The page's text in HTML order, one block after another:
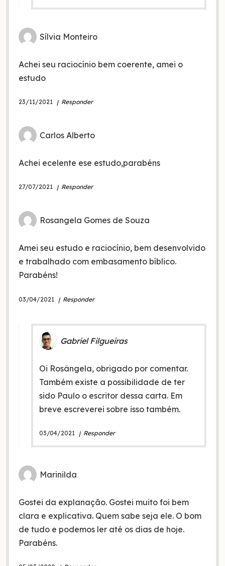
Sílvia Monteiro
Achei seu raciocínio bem coerente, amei o
estudo
23/11/2021 Responder
Carlos Alberto
Achei ecelente ese estudo,parabéns
27/07/2021 Responder
Rosangela Gomes de Souza
Amei seu estudo e raciocínio, bem desenvolvido
e trabalhado com embasamento bíblico.
Parabéns!
03/04/2021 Responder
Gabriel Filgueiras
Oi Rosângela, obrigado por comentar.
Também existe a possibilidade de ter
sido Paulo o escritor dessa carta. Em
breve escreverei sobre isso também.
03/04/2021 Responder
Marinilda
Gostei da explanação. Gostei muito foi bem
clara e explicativa. Quem sabe seja ele. O bom
de tudo e podemos ler até os dias de hoje.
Parabéns.